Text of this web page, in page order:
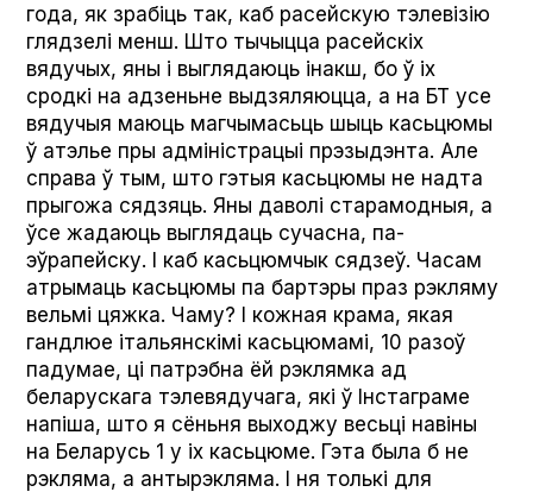
года, як зрабіць так, каб расейскую тэлевізію
глядзелі менш. Што тычыцца расейскіх
вядучых, яны і выглядаюць інакш, бо ў іх
сродкі на адзеньне выдзяляюцца, а на БТ усе
вядучыя маюць магчымасьць шыць касьцюмы
ў атэлье пры адміністрацыі прэзыдэнта. Але
справа ў тым, што гэтыя касьцюмы не надта
прыгожа сядзяць. Яны даволі старамодныя, а
ўсе жадаюць выглядаць сучасна, па-
эўрапейску. І каб касьцюмчык сядзеў. Часам
атрымаць касьцюмы па бартэры праз рэкляму
вельмі цяжка. Чаму? І кожная крама, якая
гандлюе італьянскімі касьцюмамі, 10 разоў
падумае, ці патрэбна ёй рэклямка ад
беларускага тэлевядучага, які ў Інстаграме
напіша, што я сёньня выходжу весьці навіны
на Беларусь 1 у іх касьцюме. Гэта была б не
рэкляма, а антырэкляма. І ня толькі для